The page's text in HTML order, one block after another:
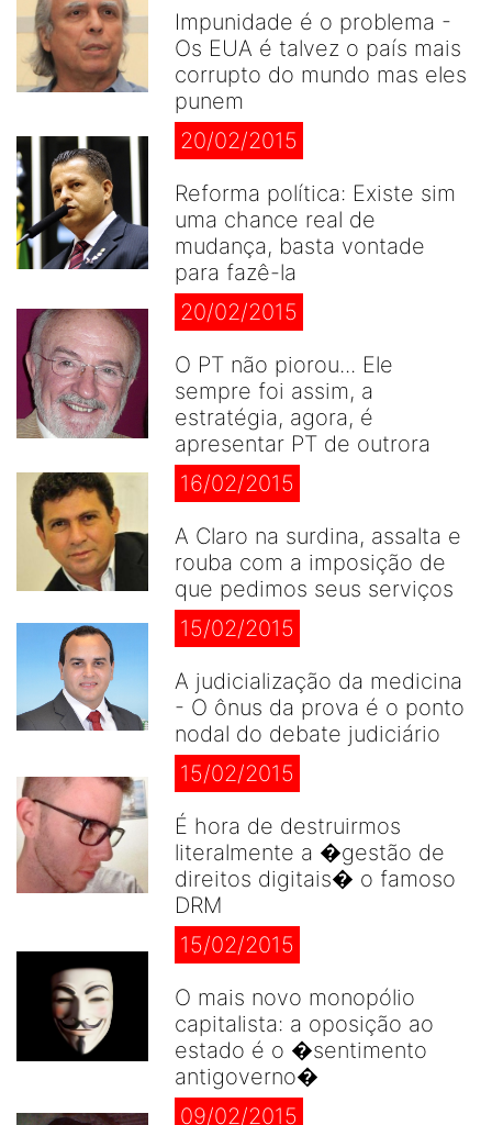
Impunidade é o problema -
Os EUA é talvez o país mais
corrupto do mundo mas eles
punem
20/02/2015
Reforma política: Existe sim
uma chance real de
mudança, basta vontade
para fazê-la
20/02/2015
O PT não piorou... Ele
sempre foi assim, a
estratégia, agora, é
apresentar PT de outrora
16/02/2015
A Claro na surdina, assalta e
rouba com a imposição de
que pedimos seus serviços
15/02/2015
A judicialização da medicina
- O ônus da prova é o ponto
nodal do debate judiciário
15/02/2015
É hora de destruirmos
literalmente a �gestão de
direitos digitais� o famoso
DRM
15/02/2015
O mais novo monopólio
capitalista: a oposição ao
estado é o �sentimento
antigoverno�
09/02/2015